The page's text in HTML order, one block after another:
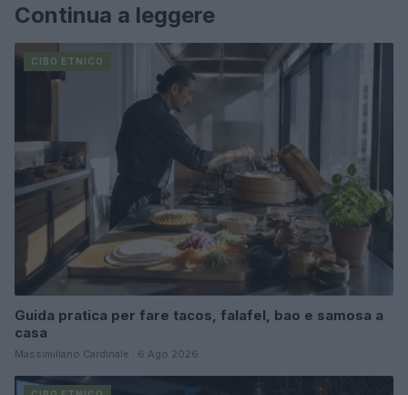
Continua a leggere
CIBO ETNICO
Guida pratica per fare tacos, falafel, bao e samosa a
casa
Massimiliano Cardinale · 6 Ago 2026